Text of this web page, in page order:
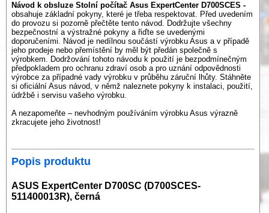
Návod k obsluze Stolní počítač Asus ExpertCenter D700SCES -
obsahuje základní pokyny, které je třeba respektovat. Před uvedením
do provozu si pozorně přečtěte tento návod. Dodržujte všechny
bezpečnostní a výstražné pokyny a řiďte se uvedenými
doporučeními. Návod je nedílnou součástí výrobku Asus a v případě
jeho prodeje nebo přemístění by měl být předán společně s
výrobkem. Dodržování tohoto návodu k použití je bezpodmínečným
předpokladem pro ochranu zdraví osob a pro uznání odpovědnosti
výrobce za případné vady výrobku v průběhu záruční lhůty. Stáhněte
si oficiální Asus návod, v němž naleznete pokyny k instalaci, použití,
údržbě i servisu vašeho výrobku.
A nezapomeňte – nevhodným používáním výrobku Asus výrazně
zkracujete jeho životnost!
Popis produktu
ASUS ExpertCenter D700SC (D700SCES-
511400013R), černá